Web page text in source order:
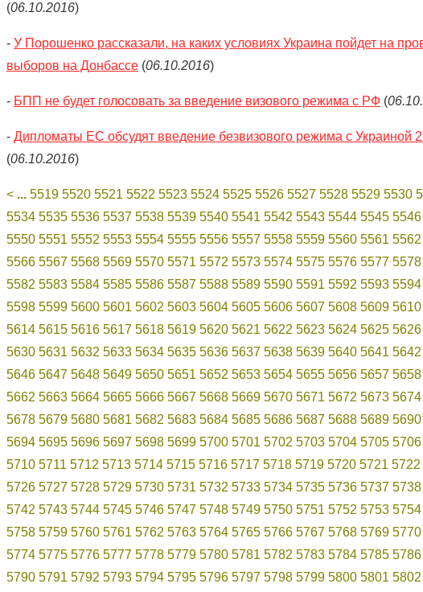
(06.10.2016)
- У Порошенко рассказали, на каких условиях Украина пойдет на
выборов на Донбассе (06.10.2016)
- БПП не будет голосовать за введение визового режима с РФ (
- Дипломаты ЕС обсудят введение безвизового режима с Украиной
(06.10.2016)
< ... 5519 5520 5521 5522 5523 5524 5525 5526 5527 5528 5529 5530
5534 5535 5536 5537 5538 5539 5540 5541 5542 5543 5544 5545 5546
5550 5551 5552 5553 5554 5555 5556 5557 5558 5559 5560 5561 5562
5566 5567 5568 5569 5570 5571 5572 5573 5574 5575 5576 5577 5578
5582 5583 5584 5585 5586 5587 5588 5589 5590 5591 5592 5593 5594
5598 5599 5600 5601 5602 5603 5604 5605 5606 5607 5608 5609 5610
5614 5615 5616 5617 5618 5619 5620 5621 5622 5623 5624 5625 5626
5630 5631 5632 5633 5634 5635 5636 5637 5638 5639 5640 5641 5642
5646 5647 5648 5649 5650 5651 5652 5653 5654 5655 5656 5657 5658
5662 5663 5664 5665 5666 5667 5668 5669 5670 5671 5672 5673 5674
5678 5679 5680 5681 5682 5683 5684 5685 5686 5687 5688 5689 5690
5694 5695 5696 5697 5698 5699 5700 5701 5702 5703 5704 5705 5706
5710 5711 5712 5713 5714 5715 5716 5717 5718 5719 5720 5721 5722
5726 5727 5728 5729 5730 5731 5732 5733 5734 5735 5736 5737 5738
5742 5743 5744 5745 5746 5747 5748 5749 5750 5751 5752 5753 5754
5758 5759 5760 5761 5762 5763 5764 5765 5766 5767 5768 5769 5770
5774 5775 5776 5777 5778 5779 5780 5781 5782 5783 5784 5785 5786
5790 5791 5792 5793 5794 5795 5796 5797 5798 5799 5800 5801 5802